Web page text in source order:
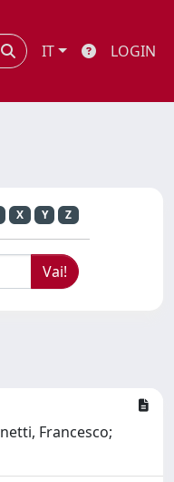
IT LOGIN
X Y Z
Francesco;